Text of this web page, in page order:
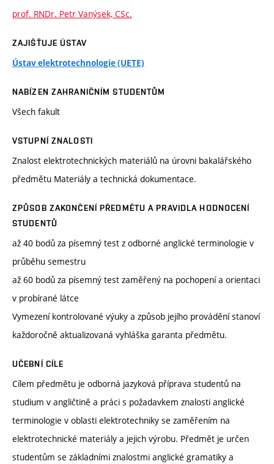
prof. RNDr. Petr Vanýsek, CSc.
ZAJIŠŤUJE ÚSTAV
Ústav elektrotechnologie (UETE)
NABÍZEN ZAHRANIČNÍM STUDENTŮM
Všech fakult
VSTUPNÍ ZNALOSTI
Znalost elektrotechnických materiálů na úrovni bakalářského
předmětu Materiály a technická dokumentace.
ZPŮSOB ZAKONČENÍ PŘEDMĚTU A PRAVIDLA HODNOCENÍ
STUDENTŮ
až 40 bodů za písemný test z odborné anglické terminologie v
průběhu semestru
až 60 bodů za písemný test zaměřený na pochopení a orientaci
v probírané látce
Vymezení kontrolované výuky a způsob jejího provádění stanoví
každoročně aktualizovaná vyhláška garanta předmětu.
UČEBNÍ CÍLE
Cílem předmětu je odborná jazyková příprava studentů na
studium v angličtině a práci s požadavkem znalosti anglické
terminologie v oblasti elektrotechniky se zaměřením na
elektrotechnické materiály a jejich výrobu. Předmět je určen
studentům se základními znalostmi anglické gramatiky a